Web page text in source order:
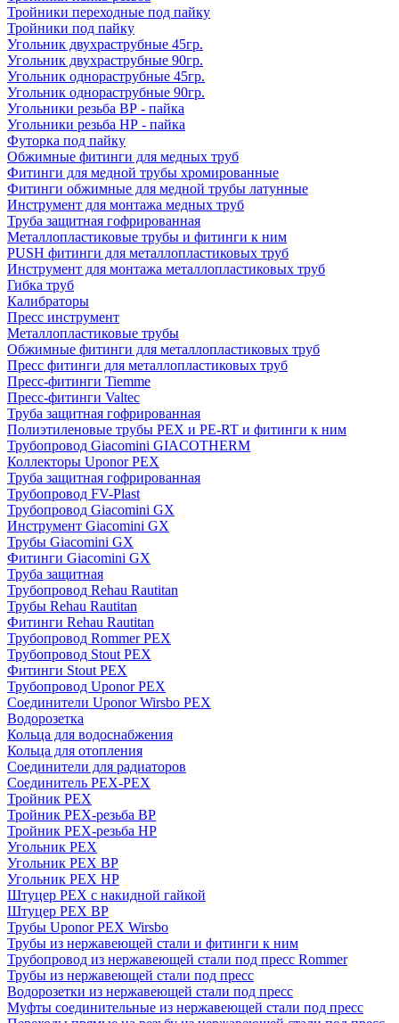
Тройники переходные под пайку
Тройники под пайку
Угольник двухраструбные 45гр.
Угольник двухраструбные 90гр.
Угольник однораструбные 45гр.
Угольник однораструбные 90гр.
Угольники резьба ВР - пайка
Угольники резьба НР - пайка
Футорка под пайку
Обжимные фитинги для медных труб
Фитинги для медной трубы хромированные
Фитинги обжимные для медной трубы латунные
Инструмент для монтажа медных труб
Труба защитная гофрированная
Металлопластиковые трубы и фитинги к ним
PUSH фитинги для металлопластиковых труб
Инструмент для монтажа металлопластиковых труб
Гибка труб
Калибраторы
Пресс инструмент
Металлопластиковые трубы
Обжимные фитинги для металлопластиковых труб
Пресс фитинги для металлопластиковых труб
Пресс-фитинги Tiemme
Пресс-фитинги Valtec
Труба защитная гофрированная
Полиэтиленовые трубы PEX и PE-RT и фитинги к ним
Трубопровод Giacomini GIACOTHERM
Коллекторы Uponor PEX
Труба защитная гофрированная
Трубопровод FV-Plast
Трубопровод Giacomini GX
Инструмент Giacomini GX
Трубы Giacomini GX
Фитинги Giacomini GX
Труба защитная
Трубопровод Rehau Rautitan
Трубы Rehau Rautitan
Фитинги Rehau Rautitan
Трубопровод Rommer PEX
Трубопровод Stout PEX
Фитинги Stout PEX
Трубопровод Uponor PEX
Соединители Uponor Wirsbo PEX
Водорозетка
Кольца для водоснабжения
Кольца для отопления
Соединители для радиаторов
Соединитель PEX-PEX
Тройник PEX
Тройник PEX-резьба ВР
Тройник PEX-резьба НР
Угольник PEX
Угольник PEX ВР
Угольник PEX НР
Штуцер PEX c накидной гайкой
Штуцер PEX ВР
Трубы Uponor PEX Wirsbo
Трубы из нержавеющей стали и фитинги к ним
Трубопровод из нержавеющей стали под пресс Rommer
Трубы из нержавеющей стали под пресс
Водорозетки из нержавеющей стали под пресс
Муфты соединительные из нержавеющей стали под пресс